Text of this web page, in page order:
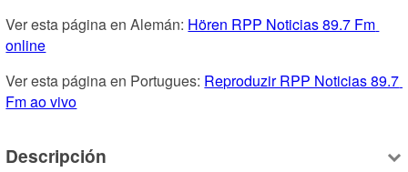
Ver esta página en Alemán: Hören RPP Noticias 89.7 Fm
online
Ver esta página en Portugues: Reproduzir RPP Noticias 89.7
Fm ao vivo
Descripción